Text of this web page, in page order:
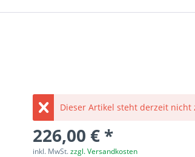
Dieser Artikel steht derzeit nicht
226,00 € *
inkl. MwSt.zzgl. Versandkosten